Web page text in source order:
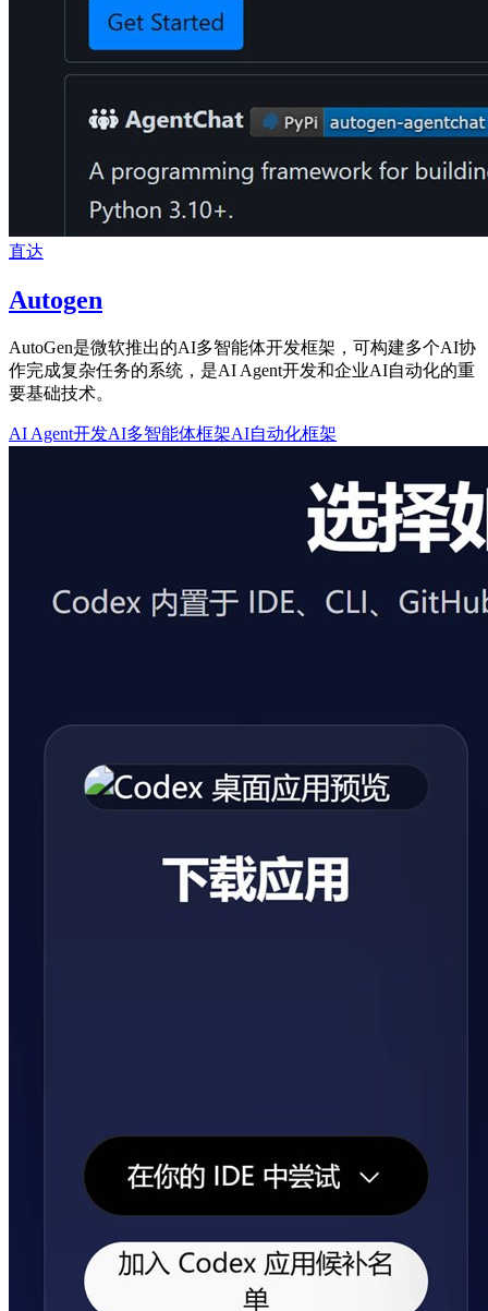
直达
Autogen
AutoGen是微软推出的AI多智能体开发框架，可构建多个AI协
作完成复杂任务的系统，是AI Agent开发和企业AI自动化的重
要基础技术。
AI Agent开发AI多智能体框架AI自动化框架